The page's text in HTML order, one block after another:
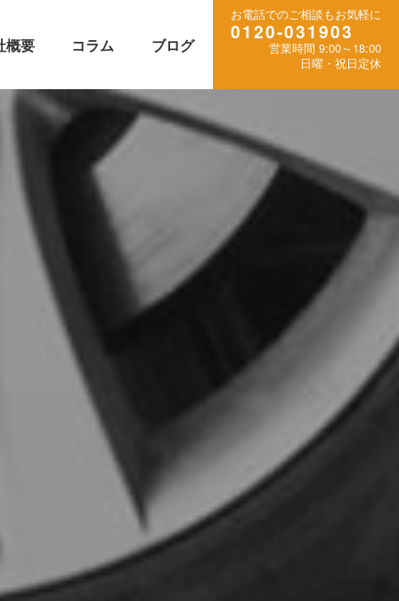
概要 コラム ブログ
お電話でのご相談もお気軽に
0120-031903
営業時間 9:00～18:00
日曜・祝日定休